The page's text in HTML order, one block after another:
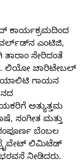
ಕಾರ್ಯಕ್ರಮದಿಂದ
ಎಂಟಿಜಿ,
ಸೇರಿದಂತೆ
ಲಿಯೋ ಚಾರಿಟೇಬಲ್
ಗಾಯನ
ಅತ್ಯುತ್ತಮ
ಸಂಗೀತ ಮತ್ತು
ಬೆಂಬಲ
ಲಿಮಿಟೆಡ್
ನೀಡಿದರು.